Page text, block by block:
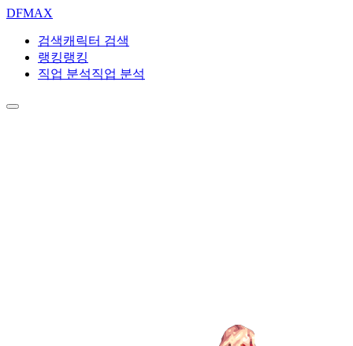
DFMAX
검색캐릭터 검색
랭킹랭킹
직업 분석직업 분석